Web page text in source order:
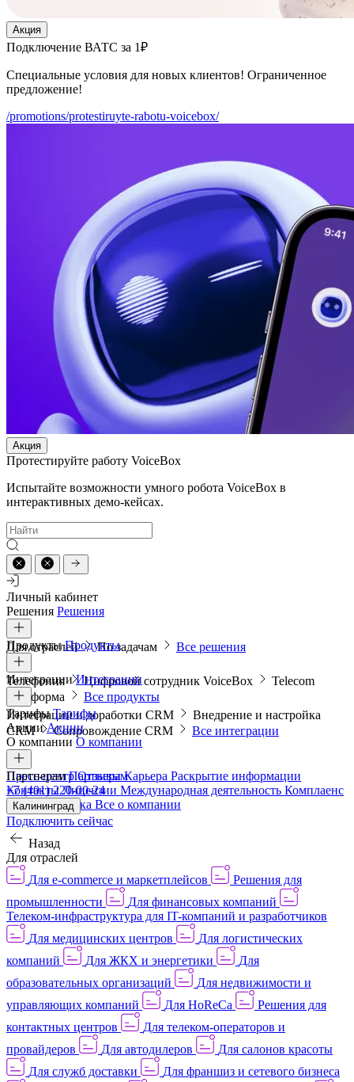
Акция
Подключение ВАТС за 1₽
Специальные условия для новых клиентов! Ограниченное
предложение!
/promotions/protestiruyte-rabotu-voicebox/
Акция
Протестируйте работу VoiceBox
Испытайте возможности умного робота VoiceBox в
интерактивных демо-кейсах.
Личный кабинет
Решения Решения
Для отраслей По задачам Все решения
ПродуктыПродукты
Телефония Цифровой сотрудник VoiceBox
Telecom
платформа
Все продукты
ИнтеграцииИнтеграции
Интеграции и доработки CRM
Внедрение и настройка
CRM
Сопровождение CRM Все интеграции
ТарифыТарифы
АкцииАкции
О компании О компании
Пресс-центрОтзывыКарьера Раскрытие информации
КонтактыЛицензии Международная деятельность Комплаенс
и деловая этика Все о компании
ПартнерамПартнерам
+7 (401) 220-00-24
Калининград
Подключить сейчас
Назад
Для отраслей
Для e-commerce и маркетплейсов
Решения для
промышленности
Для финансовых компаний
Телеком-инфраструктура для IT-компаний и разработчиков
Для медицинских центров
Для логистических
компаний
Для ЖКХ и энергетики
Для
образовательных организаций
Для недвижимости и
управляющих компаний
Для HoReCa
Решения для
контактных центров
Для телеком-операторов и
провайдеров
Для автодилеров
Для салонов красоты
Для служб доставки
Для франшиз и сетевого бизнеса